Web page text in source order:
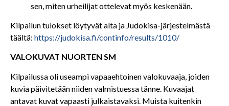
sen, miten urheilijat ottelevat myös keskenään.
Kilpailun tulokset löytyvät alta ja Judokisa-järjestelmästä
täältä: https://judokisa.fi/continfo/results/1010/
VALOKUVAT NUORTEN SM
Kilpailussa oli useampi vapaaehtoinen valokuvaaja, joiden
kuvia päivitetään niiden valmistuessa tänne. Kuvaajat
antavat kuvat vapaasti julkaistavaksi. Muista kuitenkin